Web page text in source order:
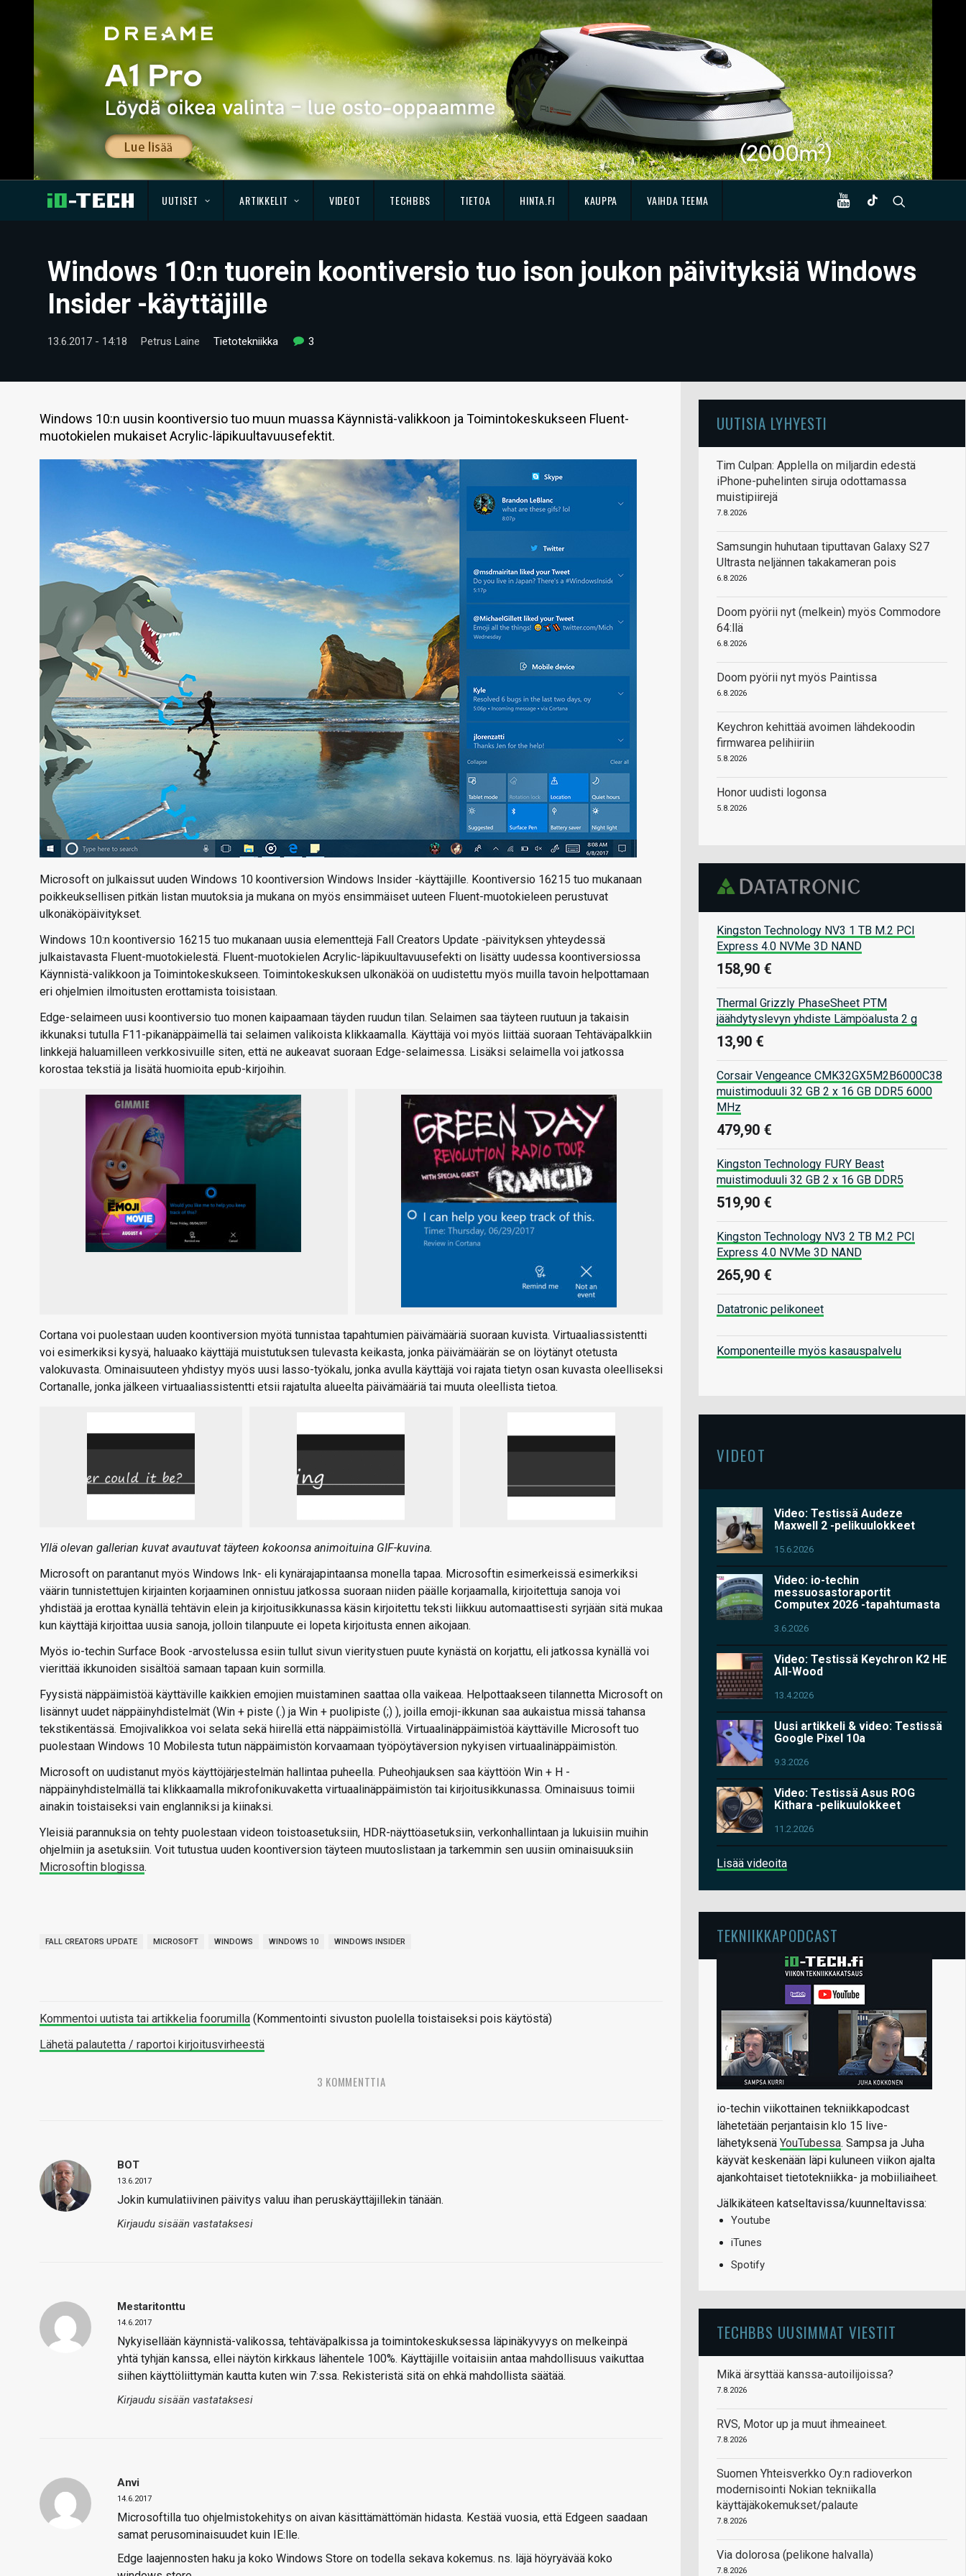
UUTISET ARTIKKELIT VIDEOT TECHBBS TIETOA HINTA.FI KAUPPA VAIHDA TEEMA
Windows 10:n tuorein koontiversio tuo ison joukon päivityksiä Windows
Insider -käyttäjille
13.6.2017 - 14:18 Petrus Laine Tietotekniikka 3
Windows 10:n uusin koontiversio tuo muun muassa Käynnistä-valikkoon ja Toimintokeskukseen Fluent-
muotokielen mukaiset Acrylic-läpikuultavuusefektit.
Microsoft on julkaissut uuden Windows 10 koontiversion Windows Insider -käyttäjille. Koontiversio 16215 tuo mukanaan
poikkeuksellisen pitkän listan muutoksia ja mukana on myös ensimmäiset uuteen Fluent-muotokieleen perustuvat
ulkonäköpäivitykset.
Windows 10:n koontiversio 16215 tuo mukanaan uusia elementtejä Fall Creators Update -päivityksen yhteydessä
julkaistavasta Fluent-muotokielestä. Fluent-muotokielen Acrylic-läpikuultavuusefekti on lisätty uudessa koontiversiossa
Käynnistä-valikkoon ja Toimintokeskukseen. Toimintokeskuksen ulkonäköä on uudistettu myös muilla tavoin helpottamaan
eri ohjelmien ilmoitusten erottamista toisistaan.
Edge-selaimeen uusi koontiversio tuo monen kaipaamaan täyden ruudun tilan. Selaimen saa täyteen ruutuun ja takaisin
ikkunaksi tutulla F11-pikanäppäimellä tai selaimen valikoista klikkaamalla. Käyttäjä voi myös liittää suoraan Tehtäväpalkkiin
linkkejä haluamilleen verkkosivuille siten, että ne aukeavat suoraan Edge-selaimessa. Lisäksi selaimella voi jatkossa
korostaa tekstiä ja lisätä huomioita epub-kirjoihin.
Cortana voi puolestaan uuden koontiversion myötä tunnistaa tapahtumien päivämääriä suoraan kuvista. Virtuaaliassistentti
voi esimerkiksi kysyä, haluaako käyttäjä muistutuksen tulevasta keikasta, jonka päivämäärän se on löytänyt otetusta
valokuvasta. Ominaisuuteen yhdistyy myös uusi lasso-työkalu, jonka avulla käyttäjä voi rajata tietyn osan kuvasta oleelliseksi
Cortanalle, jonka jälkeen virtuaaliassistentti etsii rajatulta alueelta päivämääriä tai muuta oleellista tietoa.
Yllä olevan gallerian kuvat avautuvat täyteen kokoonsa animoituina GIF-kuvina.
Microsoft on parantanut myös Windows Ink- eli kynärajapintaansa monella tapaa. Microsoftin esimerkeissä esimerkiksi
väärin tunnistettujen kirjainten korjaaminen onnistuu jatkossa suoraan niiden päälle korjaamalla, kirjoitettuja sanoja voi
yhdistää ja erottaa kynällä tehtävin elein ja kirjoitusikkunassa käsin kirjoitettu teksti liikkuu automaattisesti syrjään sitä mukaa
kun käyttäjä kirjoittaa uusia sanoja, jolloin tilanpuute ei lopeta kirjoitusta ennen aikojaan.
Myös io-techin Surface Book -arvostelussa esiin tullut sivun vieritystuen puute kynästä on korjattu, eli jatkossa kynällä voi
vierittää ikkunoiden sisältöä samaan tapaan kuin sormilla.
Fyysistä näppäimistöä käyttäville kaikkien emojien muistaminen saattaa olla vaikeaa. Helpottaakseen tilannetta Microsoft on
lisännyt uudet näppäinyhdistelmät (Win + piste (.) ja Win + puolipiste (;) ), joilla emoji-ikkunan saa aukaistua missä tahansa
tekstikentässä. Emojivalikkoa voi selata sekä hiirellä että näppäimistöllä. Virtuaalinäppäimistöä käyttäville Microsoft tuo
puolestaan Windows 10 Mobilesta tutun näppäimistön korvaamaan työpöytäversion nykyisen virtuaalinäppäimistön.
Microsoft on uudistanut myös käyttöjärjestelmän hallintaa puheella. Puheohjauksen saa käyttöön Win + H -
näppäinyhdistelmällä tai klikkaamalla mikrofonikuvaketta virtuaalinäppäimistön tai kirjoitusikkunassa. Ominaisuus toimii
ainakin toistaiseksi vain englanniksi ja kiinaksi.
Yleisiä parannuksia on tehty puolestaan videon toistoasetuksiin, HDR-näyttöasetuksiin, verkonhallintaan ja lukuisiin muihin
ohjelmiin ja asetuksiin. Voit tutustua uuden koontiversion täyteen muutoslistaan ja tarkemmin sen uusiin ominaisuuksiin
Microsoftin blogissa.
FALL CREATORS UPDATE MICROSOFT WINDOWS WINDOWS 10 WINDOWS INSIDER
Kommentoi uutista tai artikkelia foorumilla (Kommentointi sivuston puolella toistaiseksi pois käytöstä)
Lähetä palautetta / raportoi kirjoitusvirheestä
3 KOMMENTTIA
BOT
13.6.2017
Jokin kumulatiivinen päivitys valuu ihan peruskäyttäjillekin tänään.
Kirjaudu sisään vastataksesi
Mestaritonttu
14.6.2017
Nykyisellään käynnistä-valikossa, tehtäväpalkissa ja toimintokeskuksessa läpinäkyvyys on melkeinpä
yhtä tyhjän kanssa, ellei näytön kirkkaus lähentele 100%. Käyttäjille voitaisiin antaa mahdollisuus vaikuttaa
siihen käyttöliittymän kautta kuten win 7:ssa. Rekisteristä sitä on ehkä mahdollista säätää.
Kirjaudu sisään vastataksesi
Anvi
14.6.2017
Microsoftilla tuo ohjelmistokehitys on aivan käsittämättömän hidasta. Kestää vuosia, että Edgeen saadaan
samat perusominaisuudet kuin IE:lle.
Edge laajennosten haku ja koko Windows Store on todella sekava kokemus. ns. läjä höyryävää koko
UUTISIA LYHYESTI
Tim Culpan: Applella on miljardin edestä
iPhone-puhelinten siruja odottamassa
muistipiirejä
7.8.2026
Samsungin huhutaan tiputtavan Galaxy S27
Ultrasta neljännen takakameran pois
6.8.2026
Doom pyörii nyt (melkein) myös Commodore
64:llä
6.8.2026
Doom pyörii nyt myös Paintissa
6.8.2026
Keychron kehittää avoimen lähdekoodin
firmwarea pelihiiriin
5.8.2026
Honor uudisti logonsa
5.8.2026
Kingston Technology NV3 1 TB M.2 PCI
Express 4.0 NVMe 3D NAND
158,90 €
Thermal Grizzly PhaseSheet PTM
jäähdytyslevyn yhdiste Lämpöalusta 2 g
13,90 €
Corsair Vengeance CMK32GX5M2B6000C38
muistimoduuli 32 GB 2 x 16 GB DDR5 6000
MHz
479,90 €
Kingston Technology FURY Beast
muistimoduuli 32 GB 2 x 16 GB DDR5
519,90 €
Kingston Technology NV3 2 TB M.2 PCI
Express 4.0 NVMe 3D NAND
265,90 €
Datatronic pelikoneet
Komponenteille myös kasauspalvelu
VIDEOT
Video: Testissä Audeze
Maxwell 2 -pelikuulokkeet
15.6.2026
Video: io-techin
messuosastoraportit
Computex 2026 -tapahtumasta
3.6.2026
Video: Testissä Keychron K2 HE
All-Wood
13.4.2026
Uusi artikkeli & video: Testissä
Google Pixel 10a
9.3.2026
Video: Testissä Asus ROG
Kithara -pelikuulokkeet
11.2.2026
Lisää videoita
TEKNIIKKAPODCAST
io-techin viikottainen tekniikkapodcast
lähetetään perjantaisin klo 15 live-
lähetyksenä YouTubessa. Sampsa ja Juha
käyvät keskenään läpi kuluneen viikon ajalta
ajankohtaiset tietotekniikka- ja mobiiliaiheet.
Jälkikäteen katseltavissa/kuunneltavissa:
Youtube
iTunes
Spotify
TECHBBS UUSIMMAT VIESTIT
Mikä ärsyttää kanssa-autoilijoissa?
7.8.2026
RVS, Motor up ja muut ihmeaineet.
7.8.2026
Suomen Yhteisverkko Oy:n radioverkon
modernisointi Nokian tekniikalla
käyttäjäkokemukset/palaute
7.8.2026
Via dolorosa (pelikone halvalla)
7.8.2026